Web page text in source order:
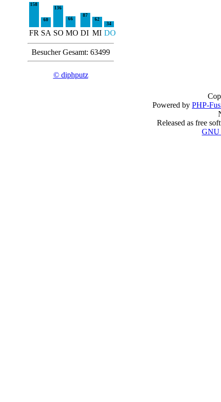
158
60
136
66
87
62
34
FR SA SO MO DI MI DO
Besucher Gesamt: 63499
© diphputz
Powered by PHP-
Released as free
GNU